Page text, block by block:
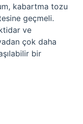
kabartma tozu
geçmeli.
ve
çok daha
bir